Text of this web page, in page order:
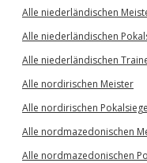
Alle niederländischen
Alle niederländischen
Alle niederländischen
Alle nordirischen Meister
Alle nordirischen
Alle nordmazedonischen
Alle nordmazedonischen